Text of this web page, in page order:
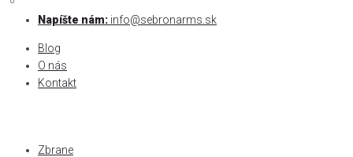
Skip
content
Napíšte nám: info@sebronarms.sk
Blog
O nás
Kontakt
Zbrane